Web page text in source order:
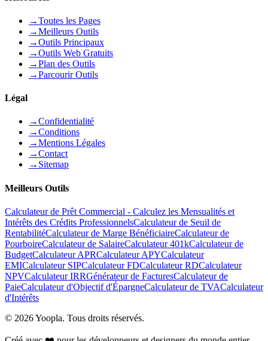
→Toutes les Pages
→Meilleurs Outils
→Outils Principaux
→Outils Web Gratuits
→Plan des Outils
→Parcourir Outils
Légal
→Confidentialité
→Conditions
→Mentions Légales
→Contact
→ Sitemap
Meilleurs Outils
Calculateur de Prêt Commercial - Calculez les Mensualités et
Intérêts des Crédits ProfessionnelsCalculateur de Seuil de
RentabilitéCalculateur de Marge BénéficiaireCalculateur de
PourboireCalculateur de SalaireCalculateur 401kCalculateur de
BudgetCalculateur APRCalculateur APYCalculateur
EMICalculateur SIPCalculateur FDCalculateur RDCalculateur
NPVCalculateur IRRGénérateur de FacturesCalculateur de
PaieCalculateur d'Objectif d'ÉpargneCalculateur de TVACalculateur
d'Intérêts
© 2026Yoopla. Tous droits réservés.